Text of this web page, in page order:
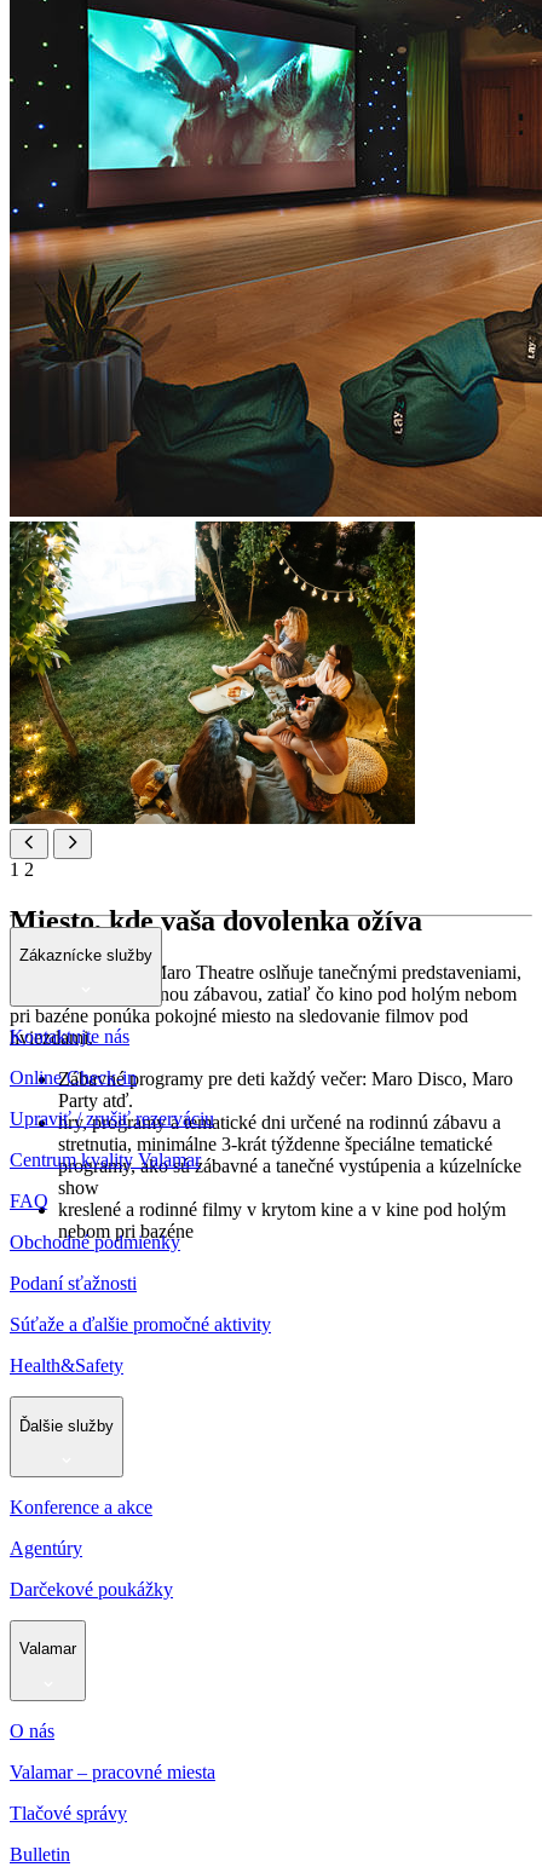
1 2
Miesto, kde vaša dovolenka ožíva
S príchodom noci Maro Theatre oslňuje tanečnými predstaveniami,
diskotékami a rodinnou zábavou, zatiaľ čo kino pod holým nebom
pri bazéne ponúka pokojné miesto na sledovanie filmov pod
hviezdami.
Zábavné programy pre deti každý večer: Maro Disco, Maro
Party atď.
hry, programy a tematické dni určené na rodinnú zábavu a
stretnutia, minimálne 3-krát týždenne špeciálne tematické
programy, ako sú zábavné a tanečné vystúpenia a kúzelnícke
show
kreslené a rodinné filmy v krytom kine a v kine pod holým
nebom pri bazéne
Zákaznícke služby
Kontaktujte nás
Online Check-in
Upraviť / zrušiť rezerváciu
Centrum kvality Valamar
FAQ
Obchodné podmienky
Podaní sťažnosti
Súťaže a ďalšie promočné aktivity
Health&Safety
Ďalšie služby
Konference a akce
Agentúry
Darčekové poukážky
Valamar
O nás
Valamar – pracovné miesta
Tlačové správy
Bulletin